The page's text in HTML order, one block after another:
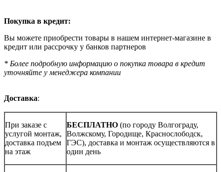
Покупка в кредит:
Вы можете приобрести товары в нашем интернет-магазине в
кредит или рассрочку у банков партнеров
* Более подробную информацию о покупка товара в кредит
уточняйте у менеджера компании
Доставка:
При заказе с
услугой монтаж,
доставка подъем
на этаж
БЕСПЛАТНО (по городу Волгограду,
Волжскому, Городище, Краснослободск,
ГЭС), доставка и монтаж осуществляются в
один день